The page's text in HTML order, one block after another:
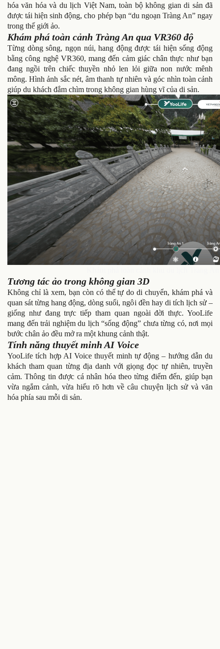
hóa văn hóa và du lịch Việt Nam, toàn bộ không gian di sản đã
được tái hiện sinh động, cho phép bạn “du ngoạn Tràng An” ngay
trong thế giới ảo.
Khám phá toàn cảnh Tràng An qua VR360 độ
Từng dòng sông, ngọn núi, hang động được tái hiện sống động
bằng công nghệ VR360, mang đến cảm giác chân thực như bạn
đang ngồi trên chiếc thuyền nhỏ len lỏi giữa non nước mênh
mông. Hình ảnh sắc nét, âm thanh tự nhiên và góc nhìn toàn cảnh
giúp du khách đắm chìm trong không gian hùng vĩ của di sản.
Tương tác ảo trong không gian 3D
Không chỉ là xem, bạn còn có thể tự do di chuyển, khám phá và
quan sát từng hang động, dòng suối, ngôi đền hay di tích lịch sử –
giống như đang trực tiếp tham quan ngoài đời thực. YooLife
mang đến trải nghiệm du lịch “sống động” chưa từng có, nơi mọi
bước chân ảo đều mở ra một khung cảnh thật.
Tính năng thuyết minh AI Voice
YooLife tích hợp AI Voice thuyết minh tự động – hướng dẫn du
khách tham quan từng địa danh với giọng đọc tự nhiên, truyền
cảm. Thông tin được cá nhân hóa theo từng điểm đến, giúp bạn
vừa ngắm cảnh, vừa hiểu rõ hơn về câu chuyện lịch sử và văn
hóa phía sau mỗi di sản.